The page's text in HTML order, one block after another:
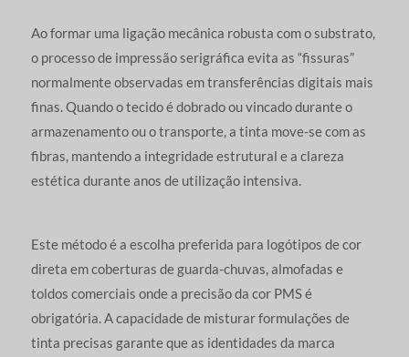
Ao formar uma ligação mecânica robusta com o substrato,
o processo de impressão serigráfica evita as “fissuras”
normalmente observadas em transferências digitais mais
finas. Quando o tecido é dobrado ou vincado durante o
armazenamento ou o transporte, a tinta move-se com as
fibras, mantendo a integridade estrutural e a clareza
estética durante anos de utilização intensiva.
Este método é a escolha preferida para logótipos de cor
direta em coberturas de guarda-chuvas, almofadas e
toldos comerciais onde a precisão da cor PMS é
obrigatória. A capacidade de misturar formulações de
tinta precisas garante que as identidades da marca